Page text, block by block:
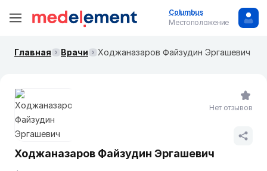
Columbus
Местоположение
Главная Врачи Ходжаназаров Файзудин Эргашевич
Ходжаназаров Файзудин Эргашевич
Нет отзывов